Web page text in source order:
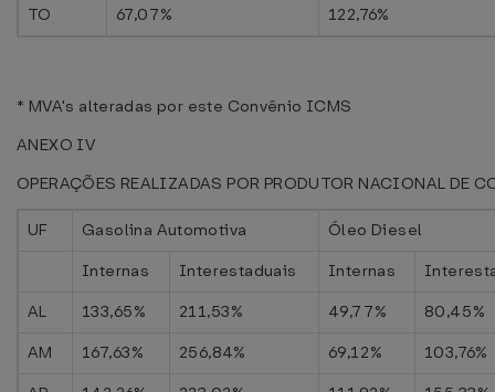
TO
67,07% 122,76%
* MVA's alteradas por este Convênio ICMS
ANEXO IV
OPERAÇÕES REALIZADAS POR PRODUTOR NACIONAL DE
UF Gasolina Automotiva
Óleo Diesel
Internas
Interestaduais Internas
AL
133,65% 211,53% 49,77%
80,45%
AM
167,63% 256,84% 69,12%
103,76%